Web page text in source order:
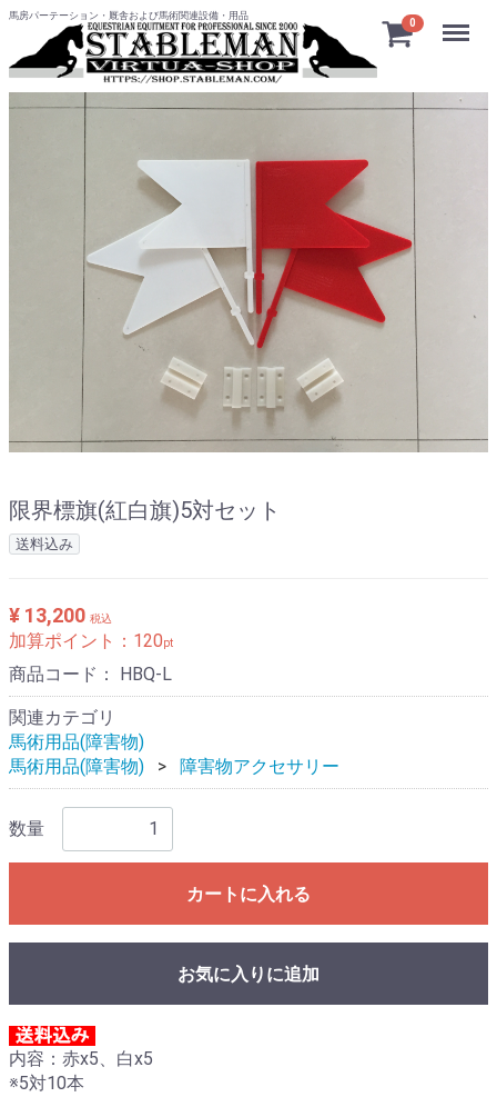
馬房パーテーション・厩舎および馬術関連設備・用品
0 Menu
限界標旗(紅白旗)5対セット
送料込み
¥ 13,200 税込
加算ポイント： 120pt
商品コード： HBQ-L
関連カテゴリ
馬術用品(障害物)
馬術用品(障害物)
障害物アクセサリー
数量
カートに入れる
お気に入りに追加
内容：赤x5、白x5
※5対10本